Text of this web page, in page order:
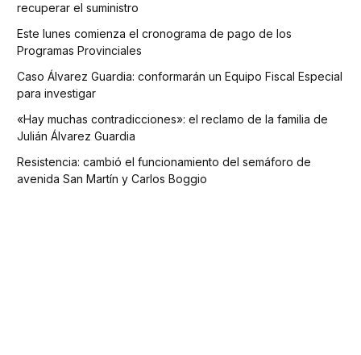
recuperar el suministro
Este lunes comienza el cronograma de pago de los
Programas Provinciales
Caso Álvarez Guardia: conformarán un Equipo Fiscal Especial
para investigar
«Hay muchas contradicciones»: el reclamo de la familia de
Julián Álvarez Guardia
Resistencia: cambió el funcionamiento del semáforo de
avenida San Martín y Carlos Boggio